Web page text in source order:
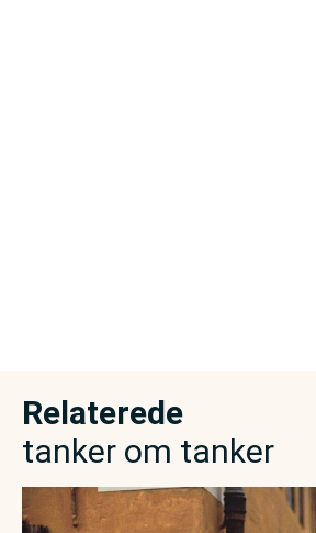
Relaterede
tanker om tanker